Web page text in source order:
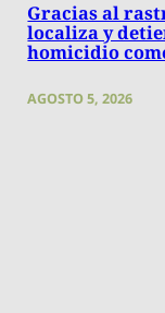
Gracias al
localiza y
homicidio
AGOSTO 5, 2026